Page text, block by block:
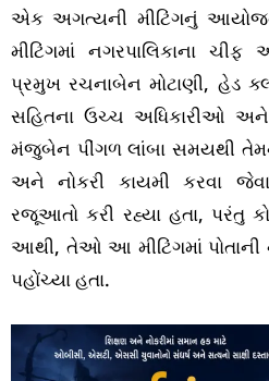
એક અગત્યની મીટિંગનું
મીટિંગમાં નગરપાલિકાના
પ્રમુખ રચનાબેન મોટાણી, હેડ
સહિતના ઉચ્ચ અધિકારીઓ અને
મંજુબેન પીંગળ લાંબા સમયથી
અને નોકરી કાયમી કરવા
રજૂઆતો કરી રહ્યા હતા, પરંતુ
આથી, તેઓ આ મીટિંગમાં પોતાની
પહોંચ્યા હતા.